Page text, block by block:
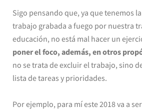
Sigo pensando que, ya que tenemos
trabajo grabada a fuego por nuestra
educación, no está mal hacer un
poner el foco, además, en otros
no se trata de excluir el trabajo, sino
lista de tareas y prioridades.
Por ejemplo, para mí este 2018 va a ser